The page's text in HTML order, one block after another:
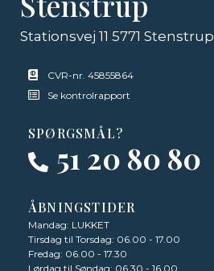
Stationsvej 11 5771 Stenstrup
CVR-nr. 45855864
Se kontrolrapport
SPØRGSMÅL?
51 20 80 80
ÅBNINGSTIDER
Mandag: LUKKET
Tirsdag til Torsdag: 06.00 - 17.00
Fredag: 06.00 - 17.30
Lørdag til Søndag: 06.30 - 16.00